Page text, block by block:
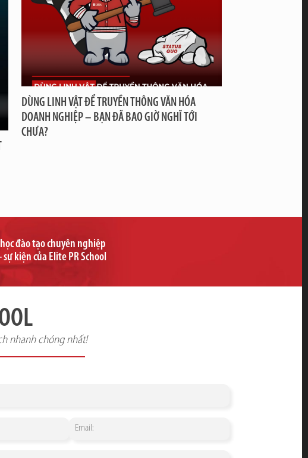
DÙNG LINH VẬT ĐỂ TRUYỀN THÔNG VĂN HÓA
DOANH NGHIỆP – BẠN ĐÃ BAO GIỜ NGHĨ TỚI
CHƯA?
đào tạo chuyên nghiệp
kiện của Elite PR School
nhanh chóng nhất!